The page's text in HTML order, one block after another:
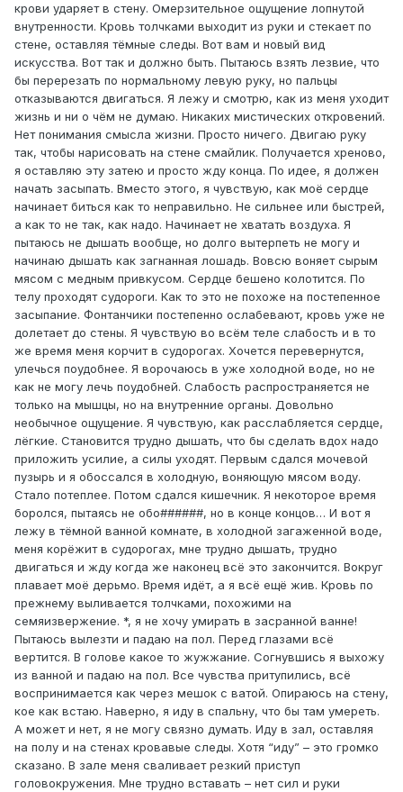
крови ударяет в стену. Омерзительное ощущение лопнутой
внутренности. Кровь толчками выходит из руки и стекает по
стене, оставляя тёмные следы. Вот вам и новый вид
искусства. Вот так и должно быть. Пытаюсь взять лезвие, что
бы перерезать по нормальному левую руку, но пальцы
отказываются двигаться. Я лежу и смотрю, как из меня уходит
жизнь и ни о чём не думаю. Никаких мистических откровений.
Нет понимания смысла жизни. Просто ничего. Двигаю руку
так, чтобы нарисовать на стене смайлик. Получается хреново,
я оставляю эту затею и просто жду конца. По идее, я должен
начать засыпать. Вместо этого, я чувствую, как моё сердце
начинает биться как то неправильно. Не сильнее или быстрей,
а как то не так, как надо. Начинает не хватать воздуха. Я
пытаюсь не дышать вообще, но долго вытерпеть не могу и
начинаю дышать как загнанная лошадь. Вовсю воняет сырым
мясом с медным привкусом. Сердце бешено колотится. По
телу проходят судороги. Как то это не похоже на постепенное
засыпание. Фонтанчики постепенно ослабевают, кровь уже не
долетает до стены. Я чувствую во всём теле слабость и в то
же время меня корчит в судорогах. Хочется перевернутся,
улечься поудобнее. Я ворочаюсь в уже холодной воде, но не
как не могу лечь поудобней. Слабость распространяется не
только на мышцы, но на внутренние органы. Довольно
необычное ощущение. Я чувствую, как расслабляется сердце,
лёгкие. Становится трудно дышать, что бы сделать вдох надо
приложить усилие, а силы уходят. Первым сдался мочевой
пузырь и я обоссался в холодную, воняющую мясом воду.
Стало потеплее. Потом сдался кишечник. Я некоторое время
боролся, пытаясь не обо######, но в конце концов… И вот я
лежу в тёмной ванной комнате, в холодной загаженной воде,
меня корёжит в судорогах, мне трудно дышать, трудно
двигаться и жду когда же наконец всё это закончится. Вокруг
плавает моё дерьмо. Время идёт, а я всё ещё жив. Кровь по
прежнему выливается толчками, похожими на
семяизвержение. *, я не хочу умирать в засранной ванне!
Пытаюсь вылезти и падаю на пол. Перед глазами всё
вертится. В голове какое то жужжание. Согнувшись я выхожу
из ванной и падаю на пол. Все чувства притупились, всё
воспринимается как через мешок с ватой. Опираюсь на стену,
кое как встаю. Наверно, я иду в спальну, что бы там умереть.
А может и нет, я не могу связно думать. Иду в зал, оставляя
на полу и на стенах кровавые следы. Хотя “иду” – это громко
сказано. В зале меня сваливает резкий приступ
головокружения. Мне трудно вставать – нет сил и руки